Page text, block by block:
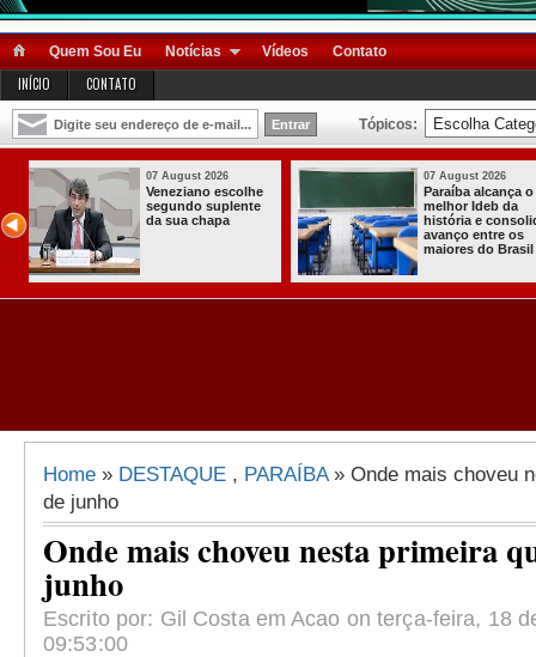
Quem Sou Eu Notícias Vídeos Contato
INÍCIO CONTATO
Tópicos:
07 August 2026
Homem é preso
com armas,
munições e
radiocomunicadore
03 August
Itabaiana
a primeira
Comunitária
Solidária a
Home » DESTAQUE , PARAÍBA» Onde mais choveu
de junho
Onde mais choveu nesta primeira
junho
Escrito por: Gil Costa em Acao on terça-feira, 18
09:53:00